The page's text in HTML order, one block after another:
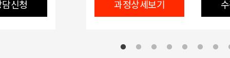
신청 과정상세보기